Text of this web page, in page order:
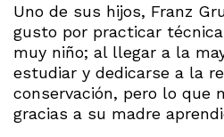
Uno de sus hijos, Franz
gusto por practicar
muy niño; al llegar a la
estudiar y dedicarse a la
conservación, pero lo que
gracias a su madre